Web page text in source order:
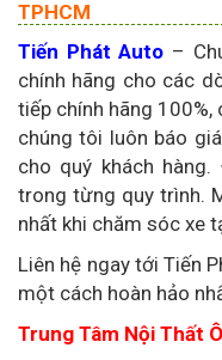
TPHCM
Tiến Phát Auto –
chính hãng cho các
tiếp chính hãng
chúng tôi luôn báo
cho quý khách
trong từng quy trình.
nhất khi chăm sóc xe
Liên hệ ngay tới Tiến
một cách hoàn hảo
Trung Tâm Nội Thất